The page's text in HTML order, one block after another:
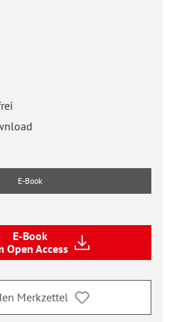
E-Book
E-Book
Open Access
Merkzettel